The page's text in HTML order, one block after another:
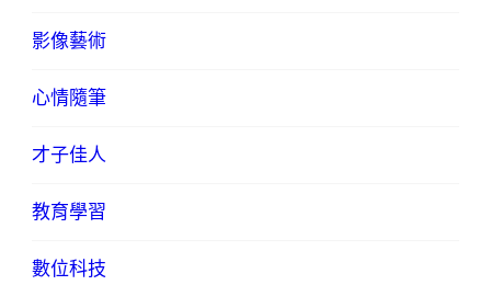
影像藝術
心情隨筆
才子佳人
教育學習
數位科技